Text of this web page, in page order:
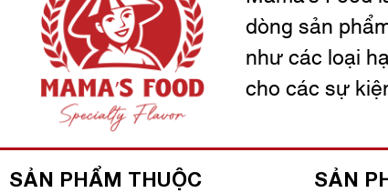
dòng sản
như các loại
cho các sự
SẢN PHẨM THUỘC SẢN